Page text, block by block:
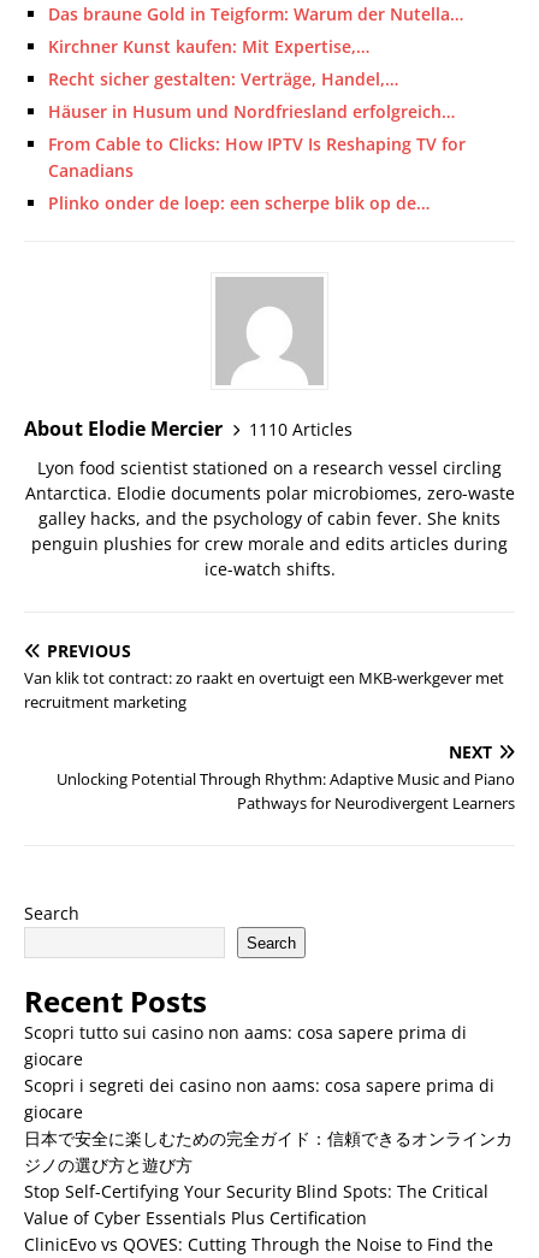
Das braune Gold in Teigform: Warum der Nutella…
Kirchner Kunst kaufen: Mit Expertise,…
Recht sicher gestalten: Verträge, Handel,…
Häuser in Husum und Nordfriesland erfolgreich…
From Cable to Clicks: How IPTV Is Reshaping TV for
Canadians
Plinko onder de loep: een scherpe blik op de…
About Elodie Mercier
1110 Articles
Lyon food scientist stationed on a research vessel circling
Antarctica. Elodie documents polar microbiomes, zero-waste
galley hacks, and the psychology of cabin fever. She knits
penguin plushies for crew morale and edits articles during
ice-watch shifts.
PREVIOUS
Van klik tot contract: zo raakt en overtuigt een MKB-werkgever met
recruitment marketing
NEXT
Unlocking Potential Through Rhythm: Adaptive Music and Piano
Pathways for Neurodivergent Learners
Search
Search
Recent Posts
Scopri tutto sui casino non aams: cosa sapere prima di
giocare
Scopri i segreti dei casino non aams: cosa sapere prima di
giocare
日本で安全に楽しむための完全ガイド：信頼できるオンラインカ
ジノの選び方と遊び方
Stop Self-Certifying Your Security Blind Spots: The Critical
Value of Cyber Essentials Plus Certification
ClinicEvo vs QOVES: Cutting Through the Noise to Find the